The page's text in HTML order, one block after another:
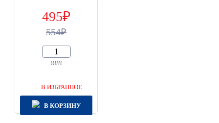
495
554
шт
В ИЗБРАННОЕ
В КОРЗИНУ